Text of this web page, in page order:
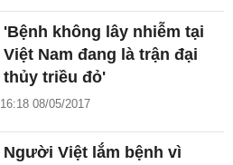
'Bệnh không lây nhiễm tại
Việt Nam đang là trận đại
thủy triều đỏ'
16:18 08/05/2017
Người Việt lắm bệnh vì